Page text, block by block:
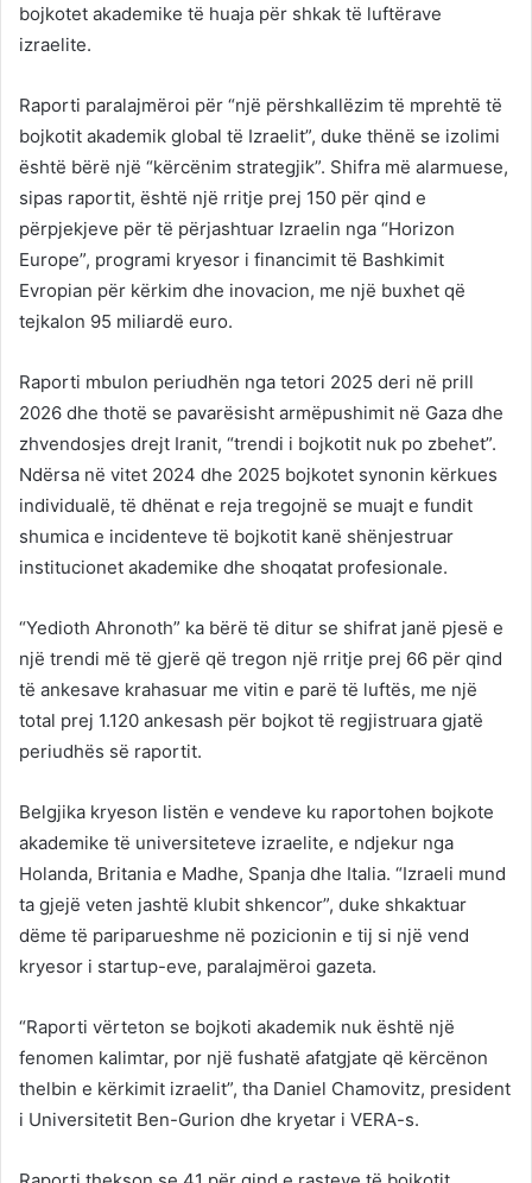
bojkotet akademike të huaja për shkak të luftërave
izraelite.
Raporti paralajmëroi për “një përshkallëzim të mprehtë të
bojkotit akademik global të Izraelit”, duke thënë se izolimi
është bërë një “kërcënim strategjik”. Shifra më alarmuese,
sipas raportit, është një rritje prej 150 për qind e
përpjekjeve për të përjashtuar Izraelin nga “Horizon
Europe”, programi kryesor i financimit të Bashkimit
Evropian për kërkim dhe inovacion, me një buxhet që
tejkalon 95 miliardë euro.
Raporti mbulon periudhën nga tetori 2025 deri në prill
2026 dhe thotë se pavarësisht armëpushimit në Gaza dhe
zhvendosjes drejt Iranit, “trendi i bojkotit nuk po zbehet”.
Ndërsa në vitet 2024 dhe 2025 bojkotet synonin kërkues
individualë, të dhënat e reja tregojnë se muajt e fundit
shumica e incidenteve të bojkotit kanë shënjestruar
institucionet akademike dhe shoqatat profesionale.
“Yedioth Ahronoth” ka bërë të ditur se shifrat janë pjesë e
një trendi më të gjerë që tregon një rritje prej 66 për qind
të ankesave krahasuar me vitin e parë të luftës, me një
total prej 1.120 ankesash për bojkot të regjistruara gjatë
periudhës së raportit.
Belgjika kryeson listën e vendeve ku raportohen bojkote
akademike të universiteteve izraelite, e ndjekur nga
Holanda, Britania e Madhe, Spanja dhe Italia. “Izraeli mund
ta gjejë veten jashtë klubit shkencor”, duke shkaktuar
dëme të pariparueshme në pozicionin e tij si një vend
kryesor i startup-eve, paralajmëroi gazeta.
“Raporti vërteton se bojkoti akademik nuk është një
fenomen kalimtar, por një fushatë afatgjate që kërcënon
thelbin e kërkimit izraelit”, tha Daniel Chamovitz, president
i Universitetit Ben-Gurion dhe kryetar i VERA-s.